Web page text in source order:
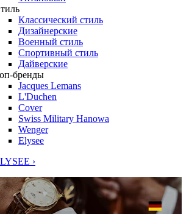
Классический стиль
Дизайнерские
Военный стиль
Спортивный стиль
Дайверские
бренды
Jacques Lemans
L'Duchen
Cover
Swiss Military Hanowa
Wenger
Elysee
›